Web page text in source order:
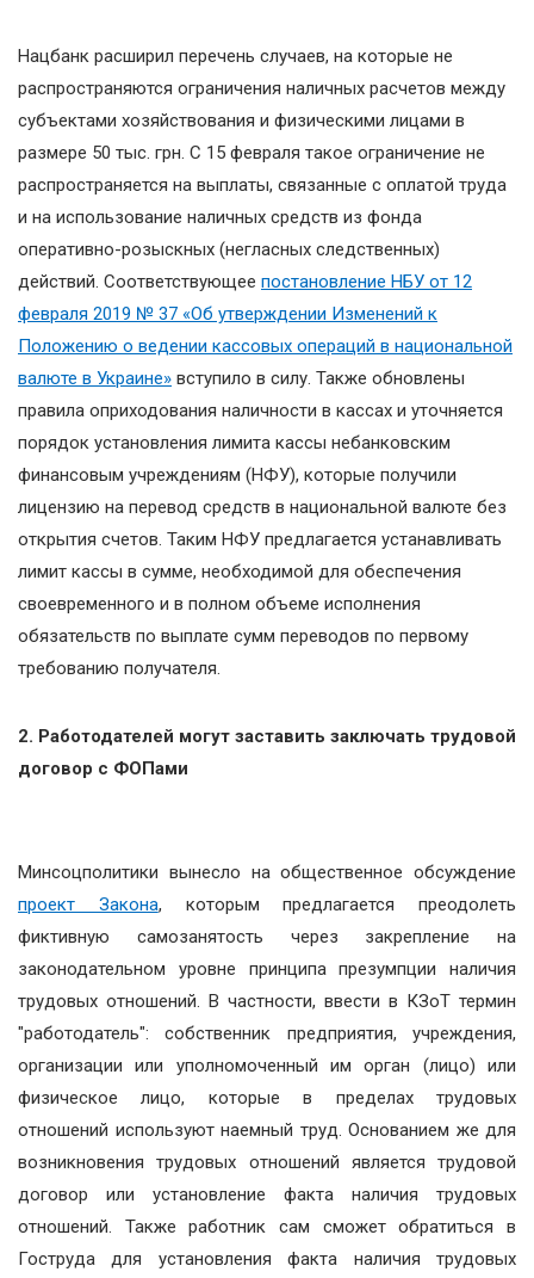
Нацбанк расширил перечень случаев, на которые не
распространяются ограничения наличных расчетов между
субъектами хозяйствования и физическими лицами в
размере 50 тыс. грн. С 15 февраля такое ограничение не
распространяется на выплаты, связанные с оплатой труда
и на использование наличных средств из фонда
оперативно-розыскных (негласных следственных)
действий. Соответствующее постановление НБУ от 12
февраля 2019 № 37 «Об утверждении Изменений к
Положению о ведении кассовых операций в национальной
валюте в Украине» вступило в силу. Также обновлены
правила оприходования наличности в кассах и уточняется
порядок установления лимита кассы небанковским
финансовым учреждениям (НФУ), которые получили
лицензию на перевод средств в национальной валюте без
открытия счетов. Таким НФУ предлагается устанавливать
лимит кассы в сумме, необходимой для обеспечения
своевременного и в полном объеме исполнения
обязательств по выплате сумм переводов по первому
требованию получателя.
2. Работодателей могут заставить заключать трудовой
договор с ФОПами
Минсоцполитики вынесло на общественное обсуждение
проект Закона, которым предлагается преодолеть
фиктивную самозанятость через закрепление на
законодательном уровне принципа презумпции наличия
трудовых отношений. В частности, ввести в КЗоТ термин
"работодатель": собственник предприятия, учреждения,
организации или уполномоченный им орган (лицо) или
физическое лицо, которые в пределах трудовых
отношений используют наемный труд. Основанием же для
возникновения трудовых отношений является трудовой
договор или установление факта наличия трудовых
отношений. Также работник сам сможет обратиться в
Гоструда для установления факта наличия трудовых